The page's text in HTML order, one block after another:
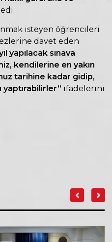
isteyen öğrencileri
davet eden
yapılacak sınava
kendilerine en yakın
tarihine kadar gidip,
yaptırabilirler” ifadelerini